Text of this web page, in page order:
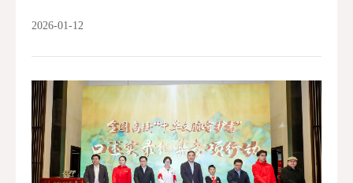
外合作开放课题启动。 中国人民大学党委...
2026-01-12